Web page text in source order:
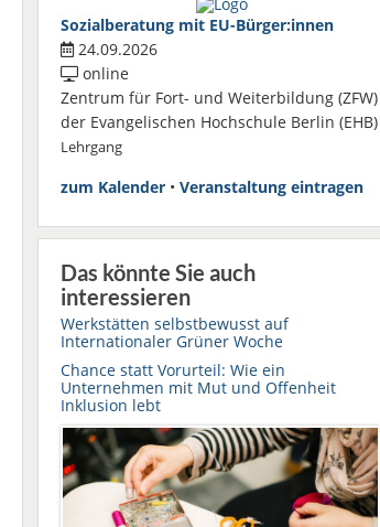
Sozialberatung mit EU-Bürger:innen
24.09.2026
online
Zentrum für Fort- und Weiterbildung (ZFW)
der Evangelischen Hochschule Berlin (EHB)
Lehrgang
zum Kalender• Veranstaltung eintragen
Das könnte Sie auch
interessieren
Werkstätten selbstbewusst auf
Internationaler Grüner Woche
Chance statt Vorurteil: Wie ein
Unternehmen mit Mut und Offenheit
Inklusion lebt